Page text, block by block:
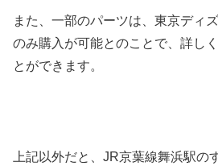
また、一部のパーツは、東京ディ
のみ購入が可能とのことで、詳し
とができます。
上記以外だと、JR京葉線舞浜駅の